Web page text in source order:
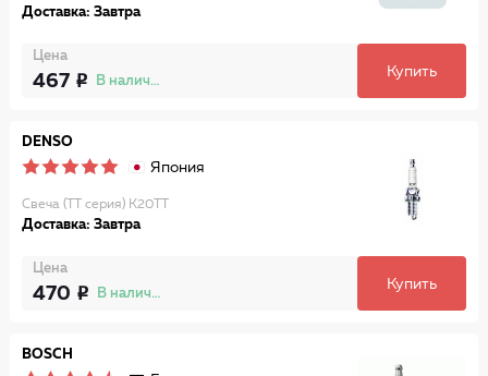
Доставка: Завтра
Цена
467 В наличии
Купить
DENSO
Япония
Свеча (TT серия) K20TT
Доставка: Завтра
Цена
470 В наличии
Купить
BOSCH